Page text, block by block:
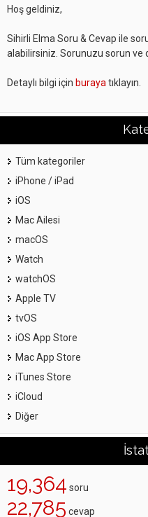
Hoş geldiniz,
Sihirli Elma Soru & Cevap ile
alabilirsiniz. Sorunuzu sorun ve
Detaylı bilgi için buraya tıklayın.
Tüm kategoriler
iPhone / iPad
iOS
Mac Ailesi
macOS
Watch
watchOS
Apple TV
tvOS
iOS App Store
Mac App Store
iTunes Store
iCloud
Diğer
19,364 soru
22,785 cevap